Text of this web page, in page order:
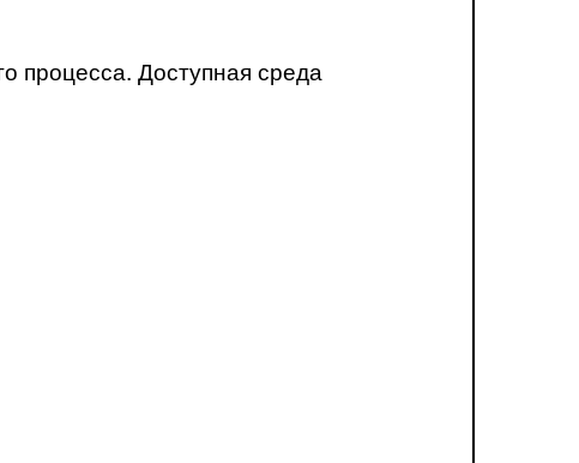
процесса. Доступная среда